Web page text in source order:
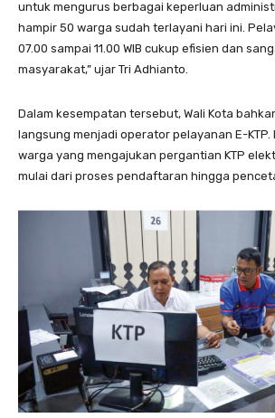
untuk mengurus berbagai keperluan
hampir 50 warga sudah terlayani hari ini.
07.00 sampai 11.00 WIB cukup efisien dan
masyarakat,” ujar Tri Adhianto.
Dalam kesempatan tersebut, Wali Kota
langsung menjadi operator pelayanan E-KTP.
warga yang mengajukan pergantian KTP
mulai dari proses pendaftaran hingga